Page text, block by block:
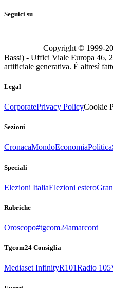
Seguici su
Copyright © 1999-
Bassi) - Uffici Viale Europa 46,
artificiale generativa. È altresì
Legal
CorporatePrivacy PolicyCookie
Sezioni
CronacaMondoEconomiaPolitica
Speciali
Elezioni ItaliaElezioni estero
Rubriche
Oroscopo#tgcom24amarcord
Tgcom24 Consiglia
Mediaset InfinityR101Radio 105